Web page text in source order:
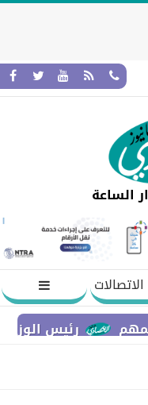
الساعة
رئيس الوزراء